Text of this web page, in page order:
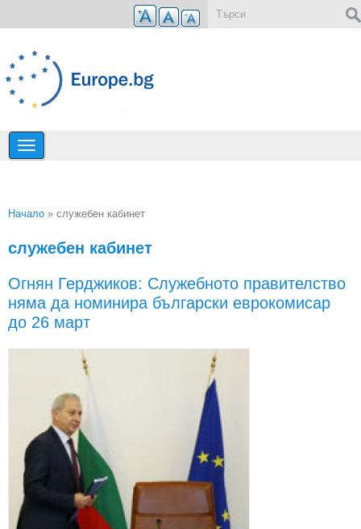
Премини към основното съдържание
Начало » служебен кабинет
служебен кабинет
Огнян Герджиков: Служебното правителство
няма да номинира български еврокомисар
до 26 март